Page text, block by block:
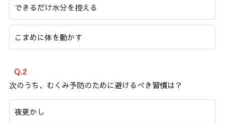
できるだけ水分を控える
こまめに体を動かす
Q.2
次のうち、むくみ予防のために避けるべき習慣は？
夜更かし